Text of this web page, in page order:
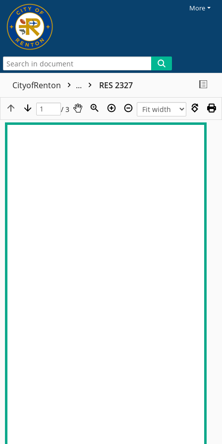
More
CityofRenton ... RES 2327
/ 3